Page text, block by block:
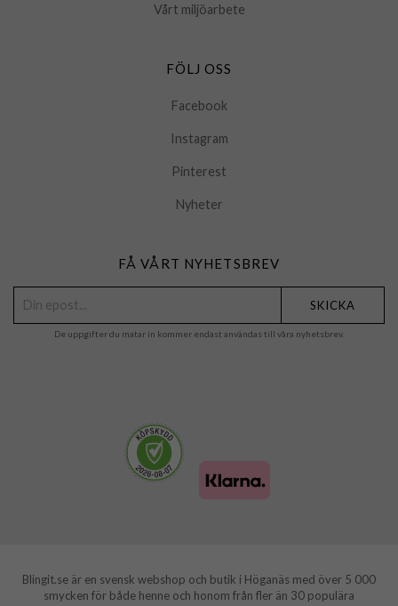
Vårt miljöarbete
FÖLJ OSS
Facebook
Instagram
Pinterest
Nyheter
FÅ VÅRT NYHETSBREV
SKICKA
De uppgifter du matar in kommer endast användas till våra nyhetsbrev.
Blingit.se är en svensk webshop och butik i Höganäs med över 5 000
smycken för både henne och honom från fler än 30 populära